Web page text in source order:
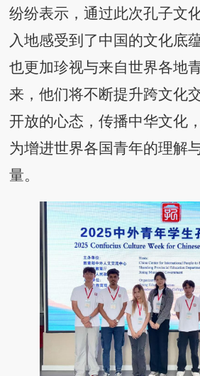
纷纷表示，通过此次孔子文
入地感受到了中国的文化底
也更加珍视与来自世界各地
来，他们将不断提升跨文化
开放的心态，传播中华文化
为增进世界各国青年的理解
量。